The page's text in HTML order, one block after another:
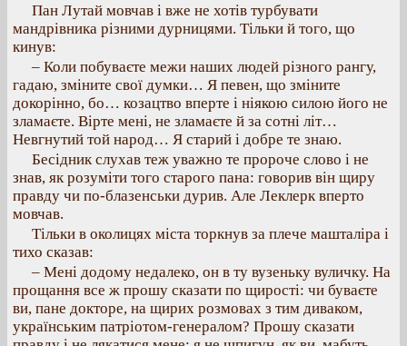
Пан Лутай мовчав і вже не хотів турбувати
мандрівника різними дурницями. Тільки й того, що
кинув:
– Коли побуваєте межи наших людей різного рангу,
гадаю, зміните свої думки… Я певен, що зміните
докорінно, бо… козацтво вперте і ніякою силою його не
зламаєте. Вірте мені, не зламаєте й за сотні літ…
Невгнутий той народ… Я старий і добре те знаю.
Бесідник слухав теж уважно те пророче слово і не
знав, як розуміти того старого пана: говорив він щиру
правду чи по-блазенськи дурив. Але Леклерк вперто
мовчав.
Тільки в околицях міста торкнув за плече машталіра і
тихо сказав:
– Мені додому недалеко, он в ту вузеньку вуличку. На
прощання все ж прошу сказати по щирості: чи буваєте
ви, пане докторе, на щирих розмовах з тим диваком,
українським патріотом-генералом? Прошу сказати